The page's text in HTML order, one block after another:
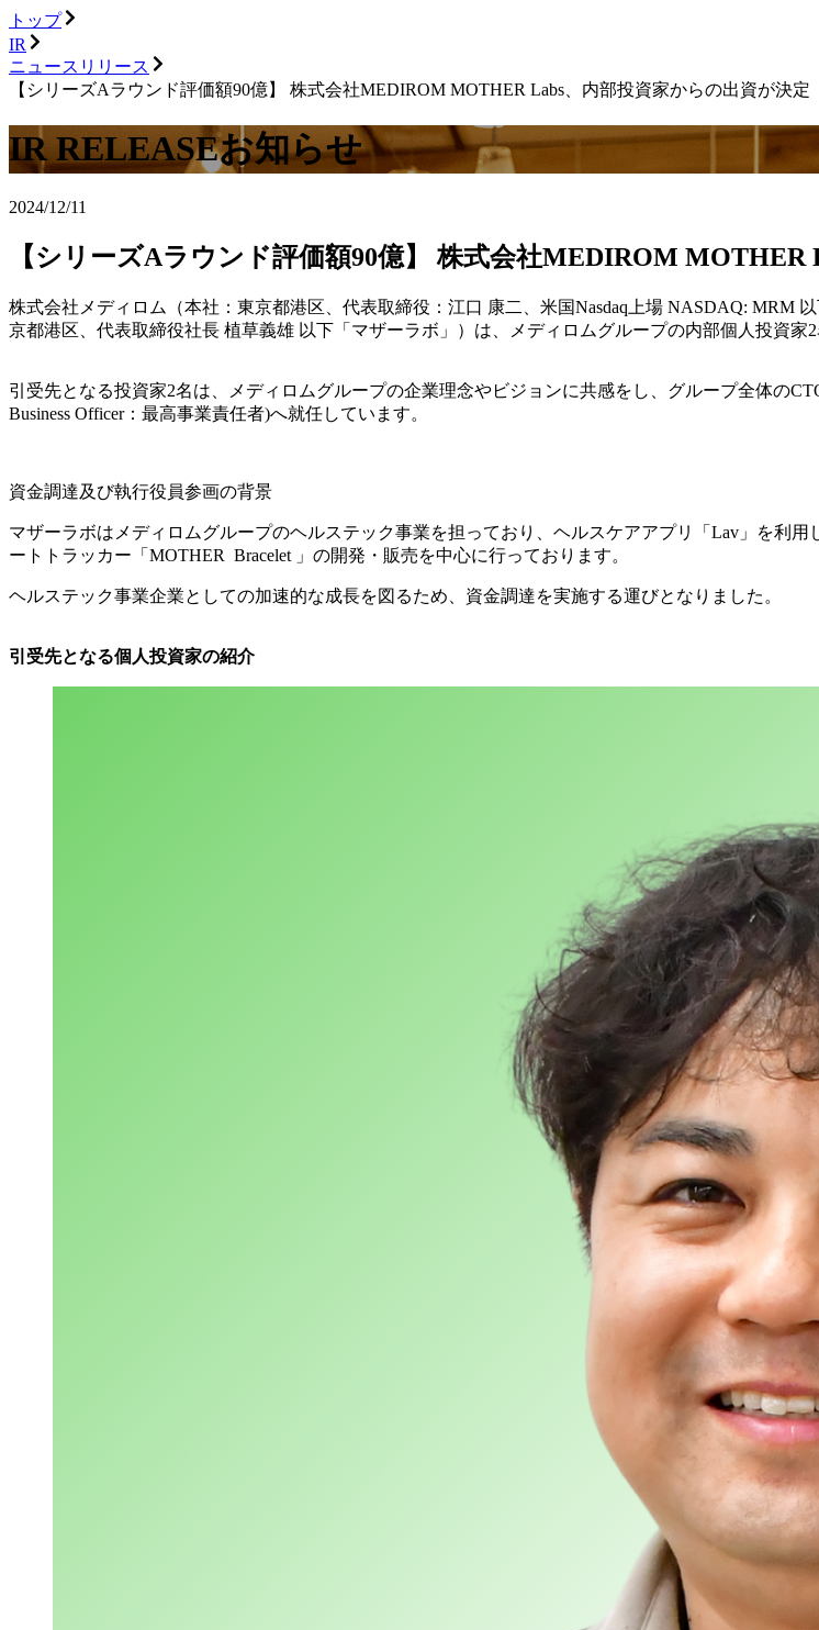
トップ
IR
ニュースリリース
【シリーズAラウンド評価額90億】 株式会社MEDIROM MOTHER Labs、内部投資家からの出資が決定
IR RELEASEお知らせ
2024/12/11
【シリーズAラウンド評価額90億】 株式会社MEDIROM
株式会社メディロム（本社：東京都港区、代表取締役：江口 康二、米国Nasdaq上場 NASDAQ: MRM
京都港区、代表取締役社長 植草義雄 以下「マザーラボ」）は、メディロムグループの内部個人投資家
引受先となる投資家2名は、メディロムグループの企業理念やビジョンに共感をし、グループ全体の
Business Officer：最高事業責任者)へ就任しています。
資金調達及び執行役員参画の背景
マザーラボはメディロムグループのヘルステック事業を担っており、ヘルスケアアプリ「Lav」を利
ートトラッカー「MOTHER Bracelet 」の開発・販売を中心に行っております。
ヘルステック事業企業としての加速的な成長を図るため、資金調達を実施する運びとなりました。
引受先となる個人投資家の紹介